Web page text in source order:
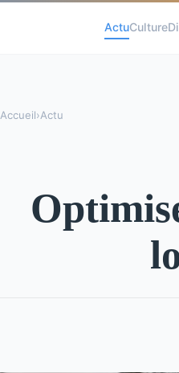
ActuCulture
Accueil›Actu